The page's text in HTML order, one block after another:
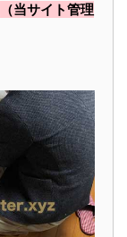
（当サイト管理